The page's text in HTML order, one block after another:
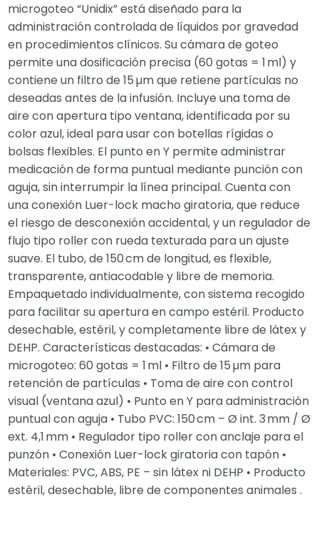
microgoteo “Unidix” está diseñado para la
administración controlada de líquidos por gravedad
en procedimientos clínicos. Su cámara de goteo
permite una dosificación precisa (60 gotas = 1 ml) y
contiene un filtro de 15 µm que retiene partículas no
deseadas antes de la infusión. Incluye una toma de
aire con apertura tipo ventana, identificada por su
color azul, ideal para usar con botellas rígidas o
bolsas flexibles. El punto en Y permite administrar
medicación de forma puntual mediante punción con
aguja, sin interrumpir la línea principal. Cuenta con
una conexión Luer-lock macho giratoria, que reduce
el riesgo de desconexión accidental, y un regulador de
flujo tipo roller con rueda texturada para un ajuste
suave. El tubo, de 150 cm de longitud, es flexible,
transparente, antiacodable y libre de memoria.
Empaquetado individualmente, con sistema recogido
para facilitar su apertura en campo estéril. Producto
desechable, estéril, y completamente libre de látex y
DEHP. Características destacadas: • Cámara de
microgoteo: 60 gotas = 1 ml • Filtro de 15 µm para
retención de partículas • Toma de aire con control
visual (ventana azul) • Punto en Y para administración
puntual con aguja • Tubo PVC: 150 cm – Ø int. 3 mm / Ø
ext. 4,1 mm • Regulador tipo roller con anclaje para el
punzón • Conexión Luer-lock giratoria con tapón •
Materiales: PVC, ABS, PE – sin látex ni DEHP • Producto
estéril, desechable, libre de componentes animales .